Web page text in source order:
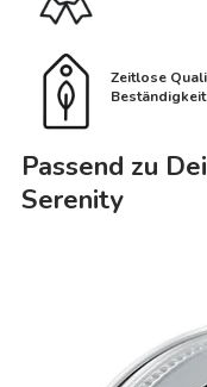
Zeitlose
Beständigkeit
Passend zu
Serenity